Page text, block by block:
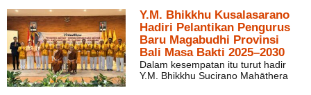
Y.M. Bhikkhu Kusalasarano
Hadiri Pelantikan Pengurus
Baru Magabudhi Provinsi
Bali Masa Bakti 2025–2030
Dalam kesempatan itu turut hadir
Y.M. Bhikkhu Sucirano Mahāthera